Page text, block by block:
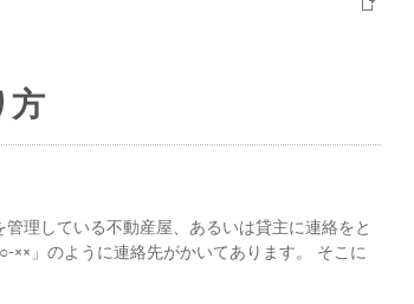
方
理している不動産屋、あるいは貸主に連絡をと
」のように連絡先がかいてあります。 そこに